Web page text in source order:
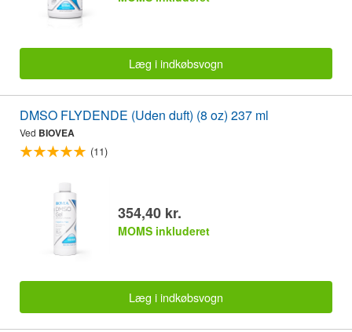
Læg i indkøbsvogn
DMSO FLYDENDE (Uden duft) (8 oz) 237 ml
Ved BIOVEA
(11)
354,40 kr.
MOMS inkluderet
Læg i indkøbsvogn